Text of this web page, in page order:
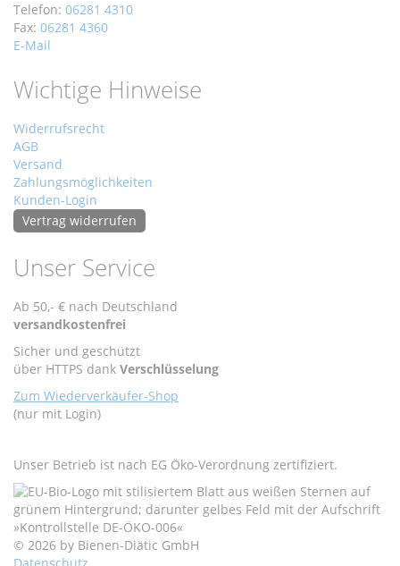
Telefon: 06281 4310
Fax: 06281 4360
E-Mail
Wichtige Hinweise
Widerrufsrecht
AGB
Versand
Zahlungsmöglichkeiten
Kunden-Login
Vertrag widerrufen
Unser Service
Ab 50,- € nach Deutschland
versandkostenfrei
Sicher und geschützt
über HTTPS dank Verschlüsselung
Zum Wiederverkäufer-Shop
(nur mit Login)
Unser Betrieb ist nach EG Öko-Verordnung zertifiziert.
© 2026 by Bienen-Diätic GmbH